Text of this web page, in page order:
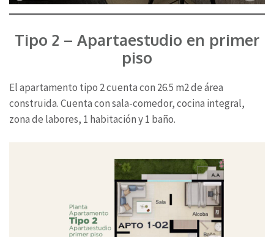
Tipo 2 – Apartaestudio en primer
piso
El apartamento tipo 2 cuenta con 26.5 m2 de área
construida. Cuenta con sala-comedor, cocina integral,
zona de labores, 1 habitación y 1 baño.